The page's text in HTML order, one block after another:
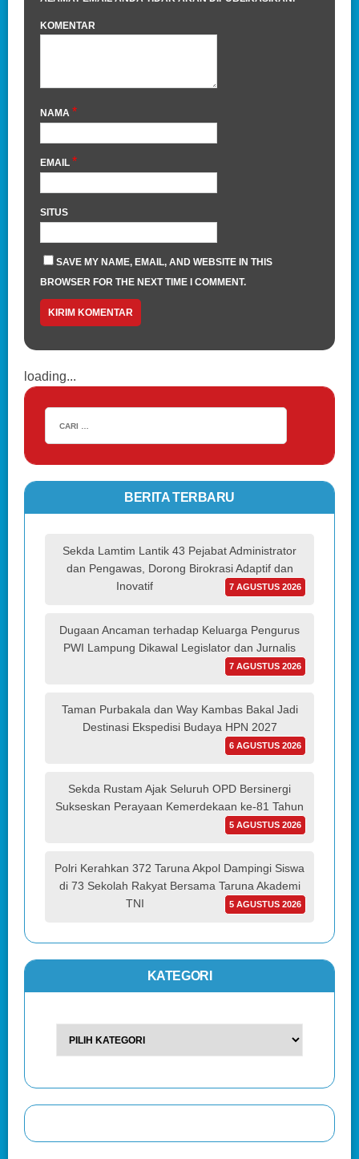
KOMENTAR
NAMA *
EMAIL *
SITUS
SAVE MY NAME, EMAIL, AND WEBSITE IN THIS
BROWSER FOR THE NEXT TIME I COMMENT.
loading...
BERITA TERBARU
Sekda Lamtim Lantik 43 Pejabat Administrator
dan Pengawas, Dorong Birokrasi Adaptif dan
Inovatif
7 AGUSTUS 2026
Dugaan Ancaman terhadap Keluarga Pengurus
PWI Lampung Dikawal Legislator dan Jurnalis
7 AGUSTUS 2026
Taman Purbakala dan Way Kambas Bakal Jadi
Destinasi Ekspedisi Budaya HPN 2027
6 AGUSTUS 2026
Sekda Rustam Ajak Seluruh OPD Bersinergi
Sukseskan Perayaan Kemerdekaan ke-81 Tahun
5 AGUSTUS 2026
Polri Kerahkan 372 Taruna Akpol Dampingi Siswa
di 73 Sekolah Rakyat Bersama Taruna Akademi
TNI
5 AGUSTUS 2026
KATEGORI